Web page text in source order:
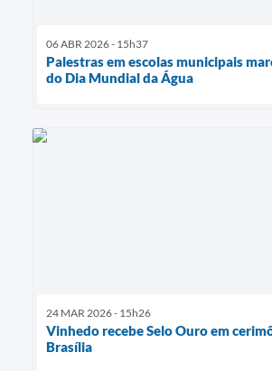
06 ABR 2026 - 15h37
Palestras em escolas municipais
do Dia Mundial da Água
24 MAR 2026 - 15h26
Vinhedo recebe Selo Ouro em
Brasília